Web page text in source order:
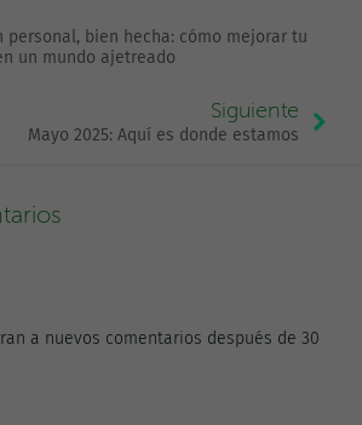
personal, bien hecha: cómo mejorar tu
un mundo ajetreado
Siguiente
Mayo 2025: Aquí es donde estamos
a nuevos comentarios después de 30